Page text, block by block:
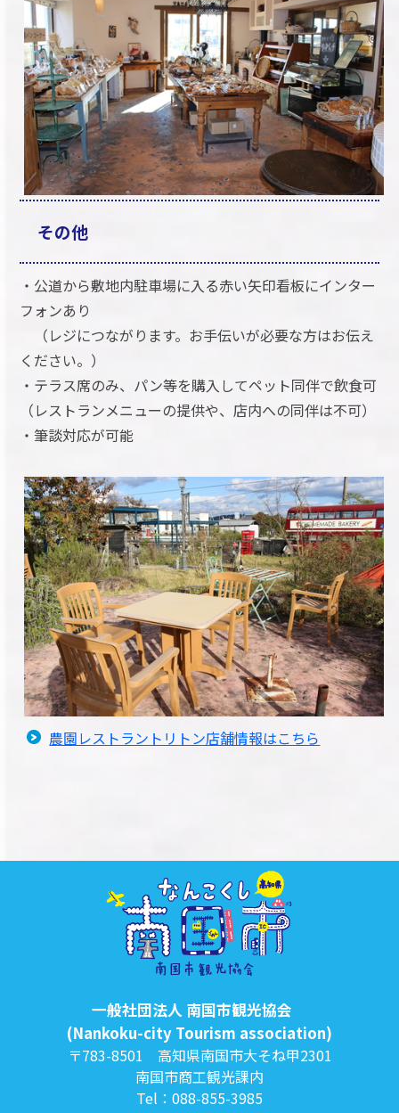
その他
・公道から敷地内駐車場に入る赤い矢印看板にインター
フォンあり
（レジにつながります。お手伝いが必要な方はお伝え
ください。）
・テラス席のみ、パン等を購入してペット同伴で飲食可
（レストランメニューの提供や、店内への同伴は不可）
・筆談対応が可能
農園レストラントリトン店舗情報はこちら
一般社団法人 南国市観光協会
(Nankoku-city Tourism association)
〒783-8501 高知県南国市大そね甲2301
南国市商工観光課内
Tel：088-855-3985